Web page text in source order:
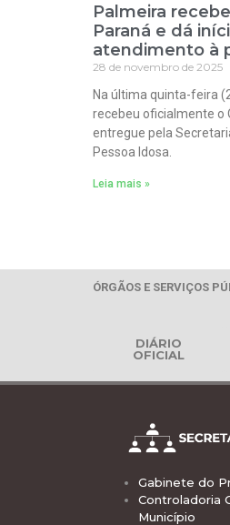
Palmeira
Paraná e dá
atendimento à
28 de novembro de 2025
Na última quinta-feira
recebeu oficialmente o
entregue pela
Pessoa Idosa.
Leia mais »
ÓRGÃOS E SERVIÇOS
DIÁRIO
OFICIAL
Gabinete do
Controladoria
Município